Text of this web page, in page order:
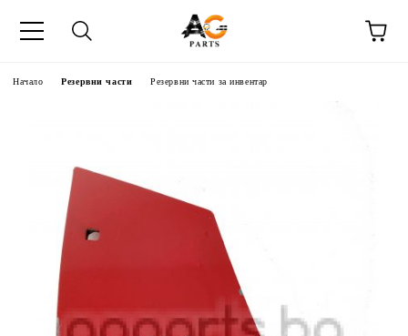
Начало Резервни части Резервни части за инвентар